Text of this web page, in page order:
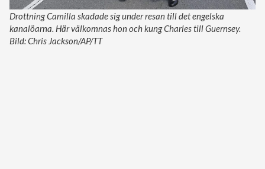
Drottning Camilla skadade sig under resan till det engelska
kanalöarna. Här välkomnas hon och kung Charles till Guernsey.
Bild: Chris Jackson/AP/TT